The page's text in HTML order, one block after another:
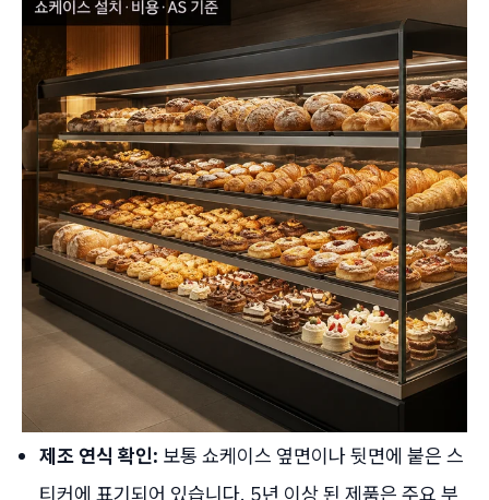
제조 연식 확인: 보통 쇼케이스 옆면이나 뒷면에 붙은 스
티커에 표기되어 있습니다. 5년 이상 된 제품은 주요 부